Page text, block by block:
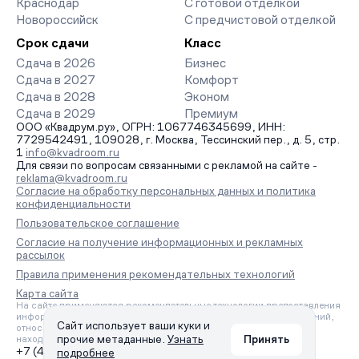
Краснодар
Новороссийск
С готовой отделкой
С предчистовой отделкой
Срок сдачи
Сдача в 2026
Сдача в 2027
Сдача в 2028
Сдача в 2029
Класс
Бизнес
Комфорт
Эконом
Премиум
ООО «Квадрум.ру», ОГРН: 1067746345699, ИНН:
7729542491, 109028, г. Москва, Тессинский пер., д. 5, стр.
1 info@kvadroom.ru
Для связи по вопросам связанными с рекламой на сайте -
reklama@kvadroom.ru
Согласие на обработку персональных данных и политика
конфиденциальности
Пользовательское соглашение
Согласие на получение информационных и рекламных
рассылок
Правила применения рекомендательных технологий
Карта сайта
На сайте применяются рекомендательные технологии предоставления
информации на основе сбора, систематизации и анализа сведений,
относящихся к предпочтениям пользователей сети «Интернет»,
находящихся на территории Российской Федерации.
+7 (495) 157-88-80
Сайт использует ваши куки и
прочие метаданные. Узнать
подробнее
Принять